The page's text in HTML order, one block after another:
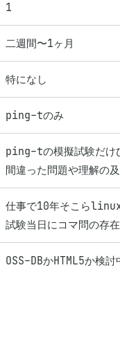
1
二週間〜1ヶ月
特になし
ping-tのみ
ping-tの模擬試験だけ
仕事で10年そこらlinux
試験当日にコマ問の存
OSS-DBかHTML5か検討